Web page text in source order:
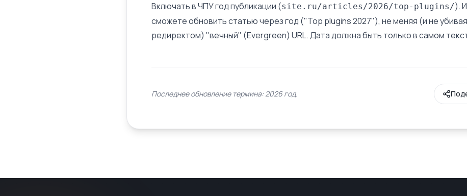
Включать в ЧПУ год публикации (site.ru/articles/2026/top-plugins/).
сможете обновить статью через год ("Top plugins 2027"), не меняя (и не
редиректом) "вечный" (Evergreen) URL. Дата должна быть только в самом
Последнее обновление термина: 2026 год.